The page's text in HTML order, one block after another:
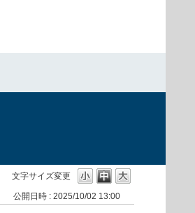
文字サイズ変更
公開日時 : 2025/10/02 13:00